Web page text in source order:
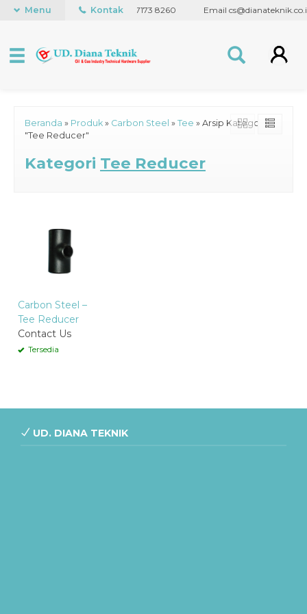
5848 WhatsApp +62 838 7173 8260 Email
Menu Kontak
Beranda » Produk » Carbon Steel » Tee » Arsip Kategori
"Tee Reducer"
Kategori Tee Reducer
Carbon Steel –
Tee Reducer
Contact Us
Tersedia
UD. DIANA TEKNIK